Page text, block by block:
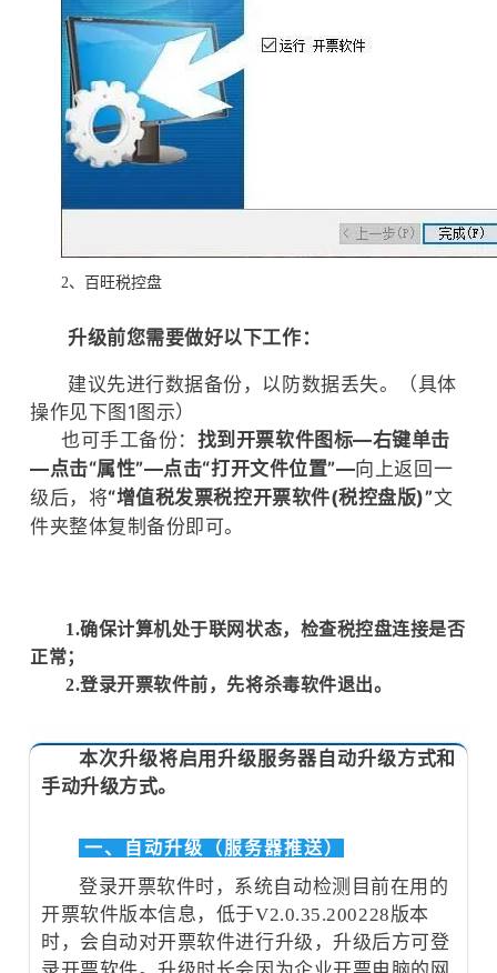
2、百旺税控盘
升级前您需要做好以下工作：
建议先进行数据备份，以防数据丢失。（具体
操作见下图1图示）
也可手工备份： 找到开票软件图标—右键单击
—点击“属性”—点击“打开文件位置”—向上返回一
级后，将“增值税发票税控开票软件(税控盘版)”文
件夹整体复制备份即可。
1.确保计算机处于联网状态，检查税控盘连接是否
正常；
2.登录开票软件前，先将杀毒软件退出。
本次升级将启用升级服务器自动升级方式和
手动升级方式。
一、自动升级（服务器推送）
登录开票软件时，系统自动检测目前在用的
开票软件版本信息，低于V2.0.35.200228版本
时，会自动对开票软件进行升级，升级后方可登